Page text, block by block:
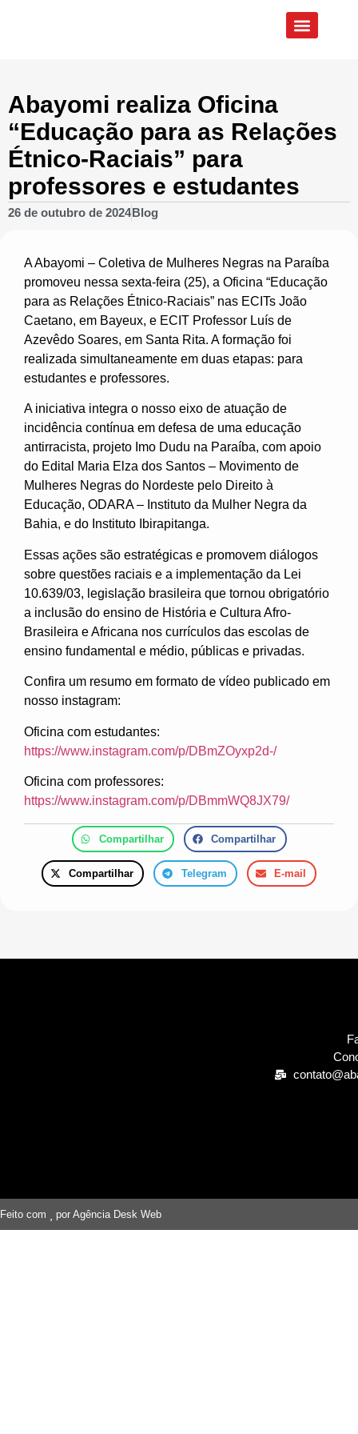
Abayomi realiza Oficina
“Educação para as Relações
Étnico-Raciais” para
professores e estudantes
26 de outubro de 2024Blog
A Abayomi – Coletiva de Mulheres Negras na Paraíba
promoveu nessa sexta-feira (25), a Oficina “Educação
para as Relações Étnico-Raciais” nas ECITs João
Caetano, em Bayeux, e ECIT Professor Luís de
Azevêdo Soares, em Santa Rita. A formação foi
realizada simultaneamente em duas etapas: para
estudantes e professores.
A iniciativa integra o nosso eixo de atuação de
incidência contínua em defesa de uma educação
antirracista, projeto Imo Dudu na Paraíba, com apoio
do Edital Maria Elza dos Santos – Movimento de
Mulheres Negras do Nordeste pelo Direito à
Educação, ODARA – Instituto da Mulher Negra da
Bahia, e do Instituto Ibirapitanga.
Essas ações são estratégicas e promovem diálogos
sobre questões raciais e a implementação da Lei
10.639/03, legislação brasileira que tornou obrigatório
a inclusão do ensino de História e Cultura Afro-
Brasileira e Africana nos currículos das escolas de
ensino fundamental e médio, públicas e privadas.
Confira um resumo em formato de vídeo publicado em
nosso instagram:
Oficina com estudantes:
https://www.instagram.com/p/DBmZOyxp2d-/
Oficina com professores:
https://www.instagram.com/p/DBmmWQ8JX79/
Compartilhar Compartilhar
Compartilhar Telegram E-mail
Feito com por Agência Desk Web